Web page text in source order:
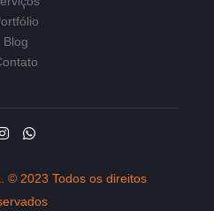
Blog
© 2023 Todos os direitos